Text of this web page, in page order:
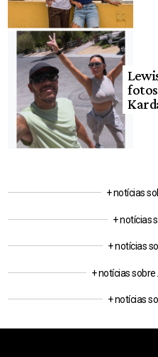
fotos
+ notícias
+ notícias
+ notícias
+ notícias sobre
+ notícias